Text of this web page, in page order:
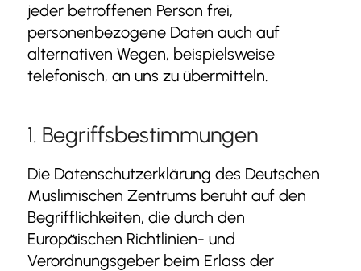
jeder betroffenen Person frei,
personenbezogene Daten auch auf
alternativen Wegen, beispielsweise
telefonisch, an uns zu übermitteln.
1. Begriffsbestimmungen
Die Datenschutzerklärung des Deutschen
Muslimischen Zentrums beruht auf den
Begrifflichkeiten, die durch den
Europäischen Richtlinien- und
Verordnungsgeber beim Erlass der